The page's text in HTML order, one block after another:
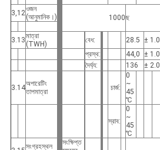
3,12ওজন
(আনুমানিক।)
1000ছ
3.13মাত্রা
(TWH)
বেধ: 28.5 ± 1.0
প্রস্থ:
44,0 ± 1.0
দৈর্ঘ্য:
136 ± 2.0
3.14অপারেটিং
তাপমাত্রা
চার্জ:
0
~
45
℃
স্রাব:
0
~
45
℃
সংগ্রহস্থল
সংক্ষিপ্ত